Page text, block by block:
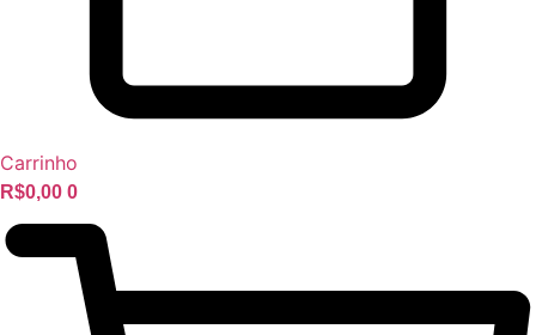
Carrinho
R$0,00 0